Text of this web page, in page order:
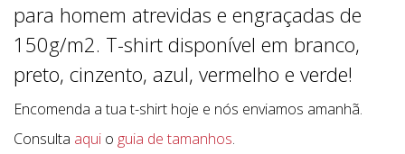
para homem atrevidas e engraçadas de
150g/m2. T-shirt disponível em branco,
preto, cinzento, azul, vermelho e verde!
Encomenda a tua t-shirt hoje e nós enviamos amanhã.
Consulta aqui o guia de tamanhos.